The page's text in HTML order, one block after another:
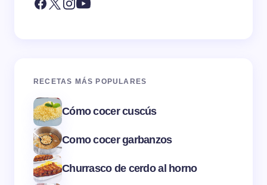
RECETAS MÁS POPULARES
Cómo cocer cuscús
Como cocer garbanzos
Churrasco de cerdo al horno